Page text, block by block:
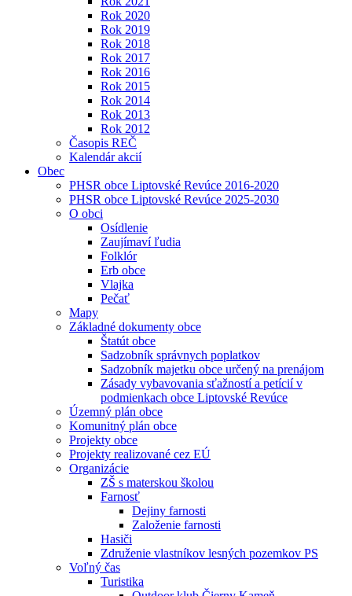
Rok 2020
Rok 2019
Rok 2018
Rok 2017
Rok 2016
Rok 2015
Rok 2014
Rok 2013
Rok 2012
Časopis REČ
Kalendár akcií
Obec
PHSR obce Liptovské Revúce 2016-2020
PHSR obce Liptovské Revúce 2025-2030
O obci
Osídlenie
Zaujímaví ľudia
Folklór
Erb obce
Vlajka
Pečať
Mapy
Základné dokumenty obce
Štatút obce
Sadzobník správnych poplatkov
Sadzobník majetku obce určený na prenájom
Zásady vybavovania sťažností a petícií v
podmienkach obce Liptovské Revúce
Územný plán obce
Komunitný plán obce
Projekty obce
Projekty realizované cez EÚ
Organizácie
ZŠ s materskou školou
Farnosť
Dejiny farnosti
Založenie farnosti
Hasiči
Združenie vlastníkov lesných pozemkov PS
Voľný čas
Turistika